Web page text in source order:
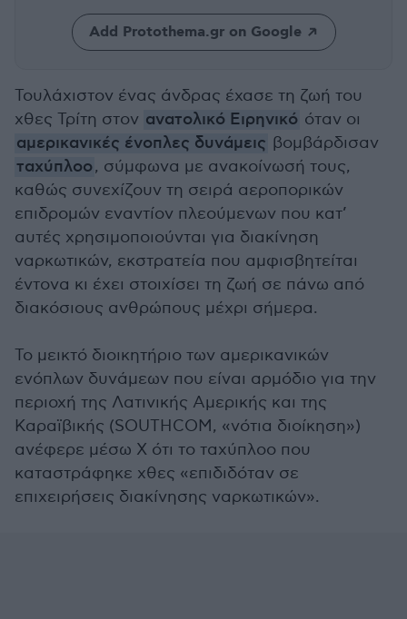
Add Protothema.gr on Google
Τουλάχιστον ένας άνδρας έχασε τη ζωή του
χθες Τρίτη στον ανατολικό Ειρηνικό όταν οι
αμερικανικές ένοπλες δυνάμεις βομβάρδισαν
ταχύπλοο, σύμφωνα με ανακοίνωσή τους,
καθώς συνεχίζουν τη σειρά αεροπορικών
επιδρομών εναντίον πλεούμενων που κατ’
αυτές χρησιμοποιούνται για διακίνηση
ναρκωτικών, εκστρατεία που αμφισβητείται
έντονα κι έχει στοιχίσει τη ζωή σε πάνω από
διακόσιους ανθρώπους μέχρι σήμερα.
Το μεικτό διοικητήριο των αμερικανικών
ενόπλων δυνάμεων που είναι αρμόδιο για την
περιοχή της Λατινικής Αμερικής και της
Καραϊβικής (SOUTHCOM, «νότια διοίκηση»)
ανέφερε μέσω X ότι το ταχύπλοο που
καταστράφηκε χθες «επιδιδόταν σε
επιχειρήσεις διακίνησης ναρκωτικών».